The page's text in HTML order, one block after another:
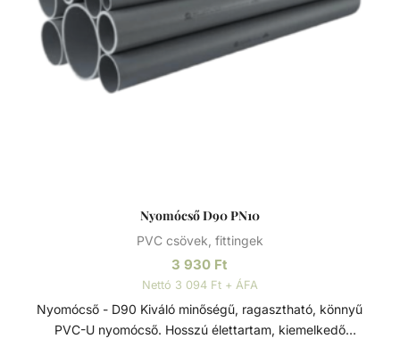
Nyomócső D90 PN10
PVC csövek, fittingek
3 930 Ft
Nettó 3 094 Ft + ÁFA
Nyomócső - D90 Kiváló minőségű, ragasztható, könnyű
PVC-U nyomócső. Hosszú élettartam, kiemelkedő